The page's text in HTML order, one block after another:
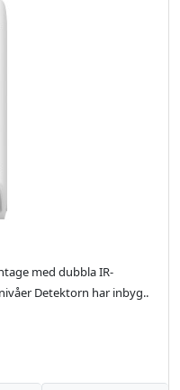
med dubbla IR-
Detektorn har inbyg..